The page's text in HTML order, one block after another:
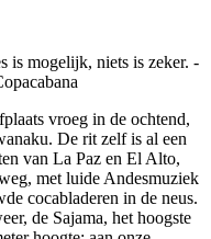
vroeg in de ochtend,
De rit zelf is al een
van La Paz en El Alto,
met luide Andesmuziek
cocabladeren in de neus.
de Sajama, het hoogste